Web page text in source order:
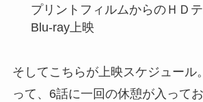
プリントフィルムからのＨＤ
Blu-ray上映
そしてこちらが上映スケジュール
って、6話に一回の休憩が入ってお